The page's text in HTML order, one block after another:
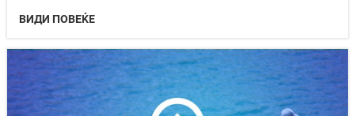
ВИДИ ПОВЕЌЕ